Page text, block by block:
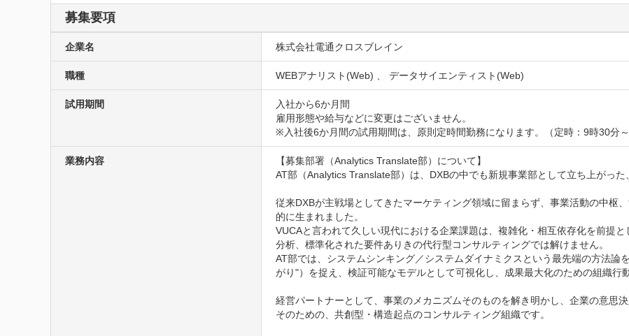
募集要項
企業名 株式会社電通クロスブレイン
職種 WEBアナリスト(Web) 、 データサイエンティスト(Web)
試用期間
入社から6か月間
雇用形態や給与などに変更はございません。
※入社後6か月間の試用期間は、原則定時間勤務になります。（定時：9時30分
業務内容
【募集部署（Analytics Translate部）について】
AT部（Analytics Translate部）は、DXBの中でも新規事業部として立ち上がった
従来DXBが主戦場としてきたマーケティング領域に留まらず、事業活動の中枢
的に生まれました。
VUCAと言われて久しい現代における企業課題は、複雑化・相互依存化を前提
分析、標準化された要件ありきの代行型コンサルティングでは解けません。
AT部では、システムシンキング／システムダイナミクスという最先端の方法論
がり"）を捉え、検証可能なモデルとして可視化し、成果最大化のための組織行
経営パートナーとして、事業のメカニズムそのものを解き明かし、企業の意思決
そのための、共創型・構造起点のコンサルティング組織です。